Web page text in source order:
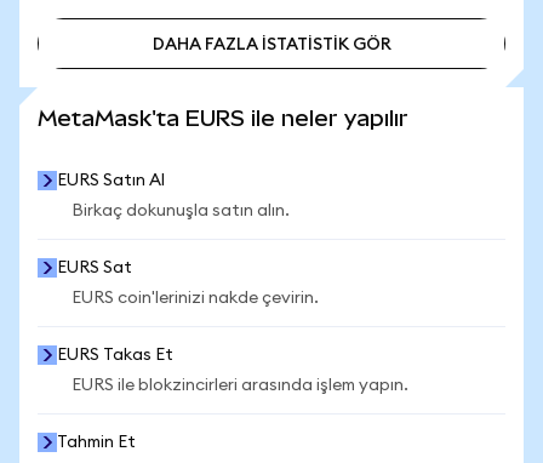
DAHA FAZLA İSTATİSTİK GÖR
MetaMask'ta EURS ile neler yapılır
EURS Satın Al
Birkaç dokunuşla satın alın.
EURS Sat
EURS coin'lerinizi nakde çevirin.
EURS Takas Et
EURS ile blokzincirleri arasında işlem yapın.
Tahmin Et